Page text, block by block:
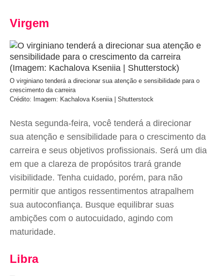
Virgem
O virginiano tenderá a direcionar sua atenção e sensibilidade para o
crescimento da carreira
Crédito: Imagem: Kachalova Kseniia | Shutterstock
Nesta segunda-feira, você tenderá a direcionar
sua atenção e sensibilidade para o crescimento da
carreira e seus objetivos profissionais. Será um dia
em que a clareza de propósitos trará grande
visibilidade. Tenha cuidado, porém, para não
permitir que antigos ressentimentos atrapalhem
sua autoconfiança. Busque equilibrar suas
ambições com o autocuidado, agindo com
maturidade.
Libra